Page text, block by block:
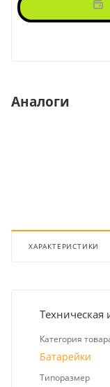
Аналоги
ХАРАКТЕРИСТИКИ
Категория
Батарейки
Типоразмер